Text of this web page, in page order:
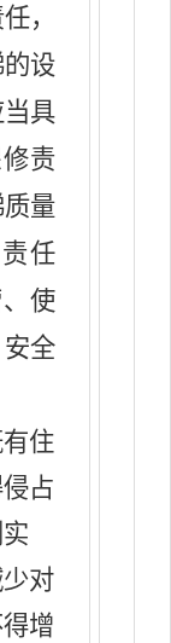
，
的设
具
责
量
任
使
全
住
侵占
对
增